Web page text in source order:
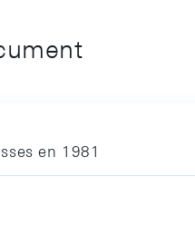
en 1981